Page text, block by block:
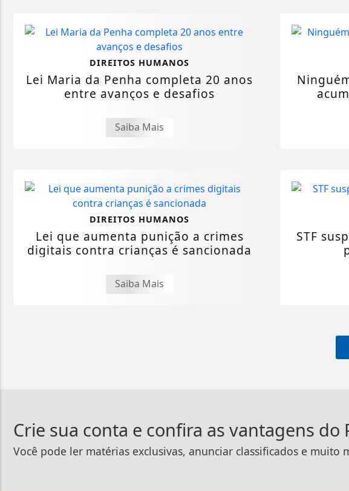
DIREITOS HUMANOS
Lei Maria da Penha completa 20 anos
entre avanços e desafios
Saiba Mais
DIREITOS HUMANOS
Lei que aumenta punição a crimes
digitais contra crianças é sancionada
Saiba Mais
STF
Crie sua conta e confira as vantagens do
Você pode ler matérias exclusivas, anunciar classificados e muito